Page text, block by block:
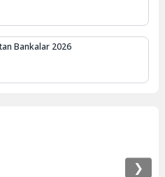
Bankalar 2026
❯